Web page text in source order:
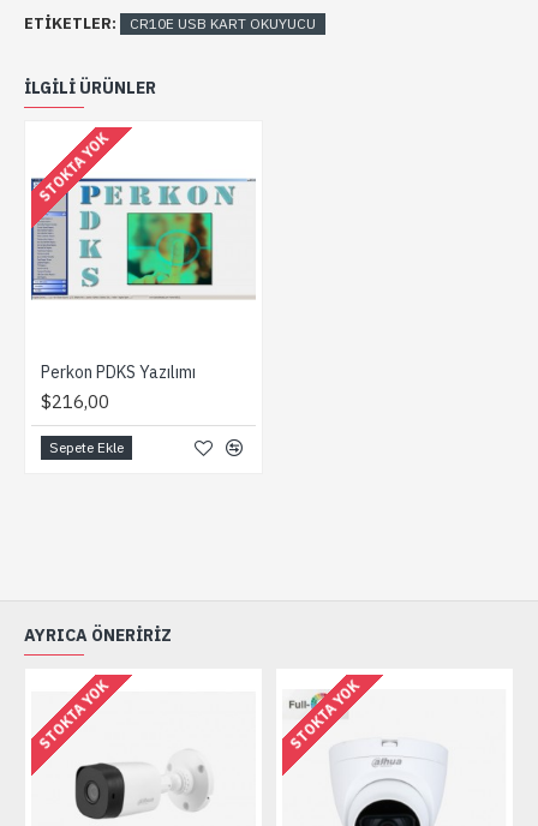
ETIKETLER: CR10E USB KART OKUYUCU
ILGILI ÜRÜNLER
STOKTA YOK
Perkon PDKS Yazılımı
$216,00
Sepete Ekle
AYRICA ÖNERIRIZ
STOKTA YOK STOKTA YOK